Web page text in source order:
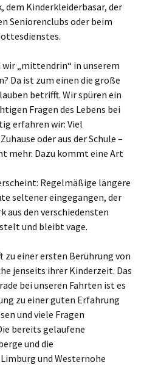
dem Kinderkleiderbasar, der
Seniorenclubs oder beim
„mittendrin“ in unserem
Da ist zum einen die große
betrifft. Wir spüren ein
Fragen des Lebens bei
erfahren wir: Viel
oder aus der Schule –
mehr. Dazu kommt eine Art
Regelmäßige längere
seltener eingegangen, der
aus den verschiedensten
und bleibt vage.
zu einer ersten Berührung von
jenseits ihrer Kinderzeit. Das
bei unseren Fahrten ist es
zu einer guten Erfahrung
und viele Fragen
bereits gelaufene
und die
und Westernohe